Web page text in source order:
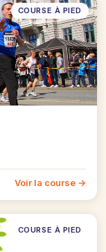
COURSE À PIED
Voir la course →
COURSE À PIED